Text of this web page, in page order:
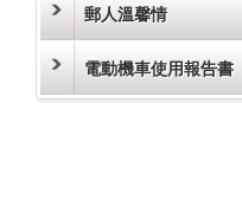
郵人溫馨情
電動機車使用報告書